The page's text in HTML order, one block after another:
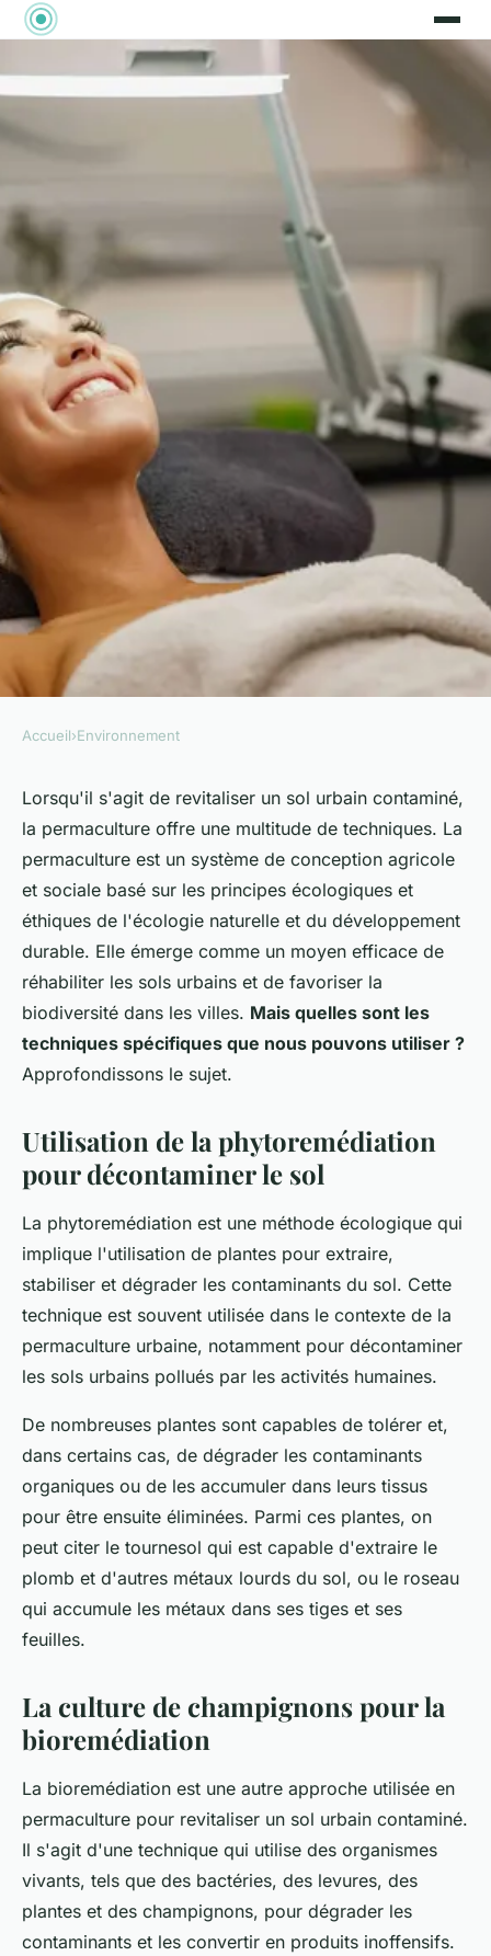
Quelles sont les techniques de
permaculture applicables pour
revitaliser un sol urbain
contaminé ?
Mélina•10 mai 2024 •6 min de lecture
Accueil›Environnement
Lorsqu'il s'agit de revitaliser un sol urbain contaminé,
la permaculture offre une multitude de techniques. La
permaculture est un système de conception agricole
et sociale basé sur les principes écologiques et
éthiques de l'écologie naturelle et du développement
durable. Elle émerge comme un moyen efficace de
réhabiliter les sols urbains et de favoriser la
biodiversité dans les villes. Mais quelles sont les
techniques spécifiques que nous pouvons utiliser ?
Approfondissons le sujet.
Utilisation de la phytoremédiation
pour décontaminer le sol
La phytoremédiation est une méthode écologique qui
implique l'utilisation de plantes pour extraire,
stabiliser et dégrader les contaminants du sol. Cette
technique est souvent utilisée dans le contexte de la
permaculture urbaine, notamment pour décontaminer
les sols urbains pollués par les activités humaines.
De nombreuses plantes sont capables de tolérer et,
dans certains cas, de dégrader les contaminants
organiques ou de les accumuler dans leurs tissus
pour être ensuite éliminées. Parmi ces plantes, on
peut citer le tournesol qui est capable d'extraire le
plomb et d'autres métaux lourds du sol, ou le roseau
qui accumule les métaux dans ses tiges et ses
feuilles.
La culture de champignons pour la
bioremédiation
La bioremédiation est une autre approche utilisée en
permaculture pour revitaliser un sol urbain contaminé.
Il s'agit d'une technique qui utilise des organismes
vivants, tels que des bactéries, des levures, des
plantes et des champignons, pour dégrader les
contaminants et les convertir en produits inoffensifs.